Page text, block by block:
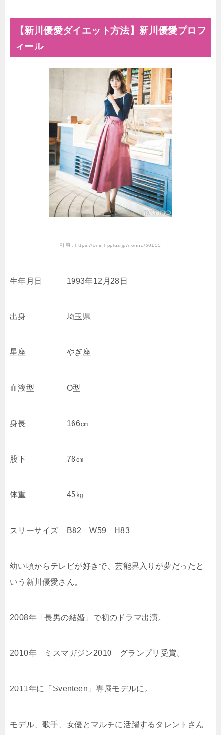
【新川優愛ダイエット方法】新川優愛プロフ
ィール
引用：https://one.hpplus.jp/nonno/50135
生年月日 1993年12月28日
出身 埼玉県
星座 やぎ座
血液型 O型
身長 166㎝
股下 78㎝
体重 45㎏
スリーサイズ B82 W59 H83
幼い頃からテレビが好きで、芸能界入りが夢だったと
いう新川優愛さん。
2008年「長男の結婚」で初のドラマ出演。
2010年 ミスマガジン2010 グランプリ受賞。
2011年に「Sventeen」専属モデルに。
モデル、歌手、女優とマルチに活躍するタレントさん